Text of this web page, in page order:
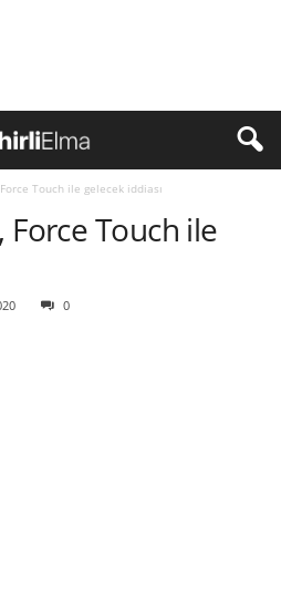
Touch ile gelecek iddiası
Touch ile
0